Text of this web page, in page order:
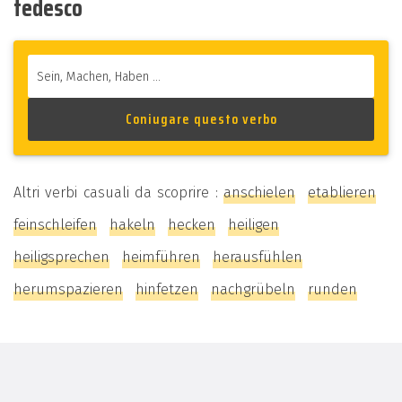
Altri verbi casuali da scoprire : anschielen
etablieren
feinschleifen
hakeln hecken
heiligen
heiligsprechen
heimführen
herausfühlen
herumspazieren
hinfetzen nachgrübeln runden